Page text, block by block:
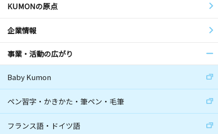
KUMONの原点
企業情報
事業・活動の広がり
Baby Kumon
ペン習字・かきかた・筆ペン・毛筆
フランス語・ドイツ語